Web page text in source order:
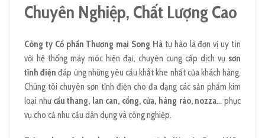
Chuyên Nghiệp, Chất Lượng Cao
Công ty Cổ phần Thương mại Song Hà tự hào là đơn vị uy tín
với hệ thống máy móc hiện đại, chuyên cung cấp dịch vụ sơn
tĩnh điện đáp ứng những yêu cầu khắt khe nhất của khách hàng.
Chúng tôi chuyên sơn tĩnh điện cho đa dạng các sản phẩm kim
loại nhưcầu thang, lan can, cổng, cửa, hàng rào, nozza… phục
vụ cho cả nhu cầu dân dụng và công nghiệp.